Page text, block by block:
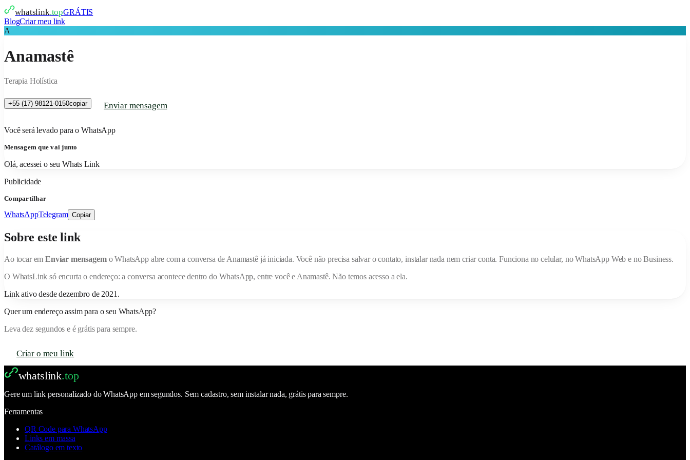
whatslink.topGRÁTIS
BlogCriar meu link
A
Anamastê
Terapia Holística
+55 (17) 98121-0150copiar Enviar mensagem
Você será levado para o WhatsApp
Mensagem que vai junto
Olá, acessei o seu Whats Link
Publicidade
Compartilhar
WhatsAppTelegram Copiar
Sobre este link
Ao tocar emEnviar mensagem o WhatsApp abre com a conversa de Anamastêjá iniciada. Você não precisa salvar o contato, instalar nada nem criar conta. Funciona no celular, no WhatsApp Web e no Business.
O WhatsLink só encurta o endereço: a conversa acontece dentro do WhatsApp, entre você e Anamastê. Não temos acesso a ela.
Link ativo desde dezembro de 2021 .
Quer um endereço assim para o seu WhatsApp?
Leva dez segundos e é grátis para sempre.
Criar o meu link
whatslink.top
Gere um link personalizado do WhatsApp em segundos. Sem cadastro, sem instalar nada, grátis para sempre.
Ferramentas
QR Code para WhatsApp
Links em massa
Catálogo em texto